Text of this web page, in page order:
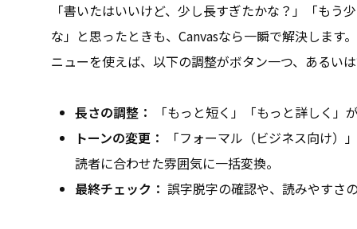
「書いたはいいけど、少し長すぎたかな？」「もう
な」と思ったときも、Canvasなら一瞬で解決します
ニューを使えば、以下の調整がボタン一つ、あるい
長さの調整：
「もっと短く」「もっと詳しく」
トーンの変更：
「フォーマル（ビジネス向け）
読者に合わせた雰囲気に一括変換。
最終チェック： 誤字脱字の確認や、読みやすさ